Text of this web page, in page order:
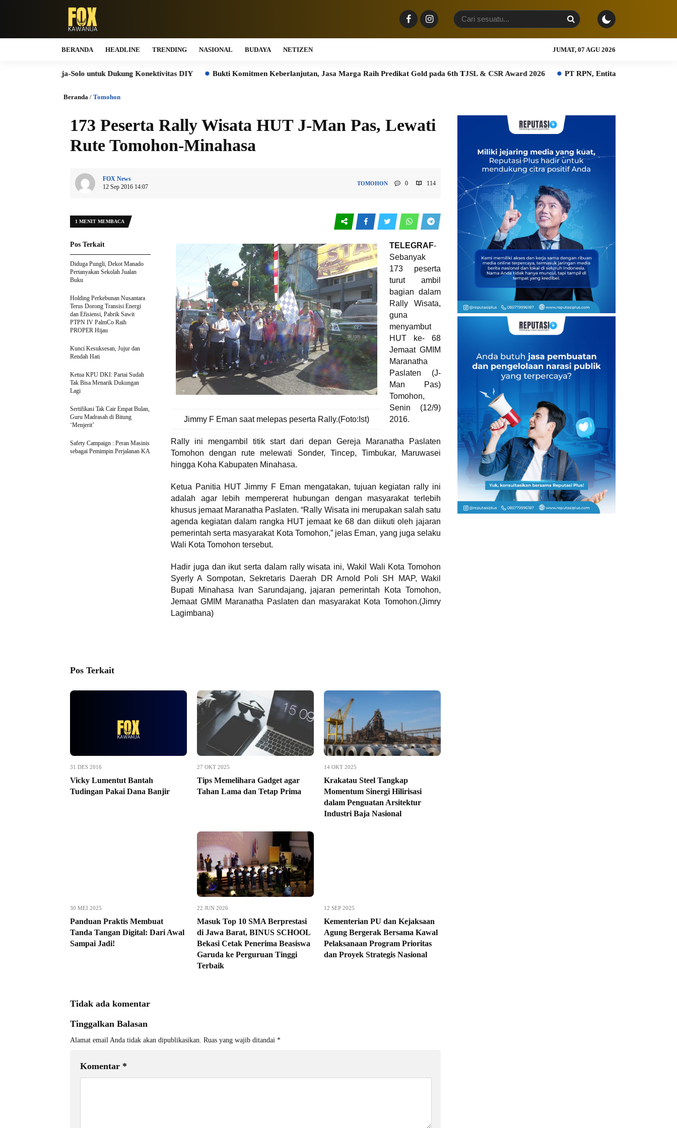
BERANDA HEADLINE TRENDING NASIONAL BUDAYA NETIZEN JUMAT, 07 AGU 2026
Solo untuk Dukung Konektivitas DIY Bukti Komitmen Keberlanjutan, Jasa Marga Raih Predikat Gold pada 6th TJSL & CSR Award 2026 PT RPN, Entitas PTPN Group bersama BPDP
Beranda / Tomohon
173 Peserta Rally Wisata HUT J-Man Pas, Lewati
Rute Tomohon-Minahasa
FOX News
12 Sep 2016 14:07
TOMOHON 0 114
1 MENIT MEMBACA
Jimmy F Eman saat melepas peserta Rally.(Foto:Ist)
TELEGRAF-
Sebanyak
173 peserta
turut ambil
bagian dalam
Rally Wisata,
guna
menyambut
HUT ke- 68
Jemaat GMIM
Maranatha
Paslaten (J-
Man Pas)
Tomohon,
Senin (12/9)
2016.
Rally ini mengambil titik start dari depan Gereja Maranatha Paslaten
Tomohon dengan rute melewati Sonder, Tincep, Timbukar, Maruwasei
hingga Koha Kabupaten Minahasa.
Ketua Panitia HUT Jimmy F Eman mengatakan, tujuan kegiatan rally ini
adalah agar lebih mempererat hubungan dengan masyarakat terlebih
khusus jemaat Maranatha Paslaten. “Rally Wisata ini merupakan salah satu
agenda kegiatan dalam rangka HUT jemaat ke 68 dan diikuti oleh jajaran
pemerintah serta masyarakat Kota Tomohon,” jelas Eman, yang juga selaku
Wali Kota Tomohon tersebut.
Hadir juga dan ikut serta dalam rally wisata ini, Wakil Wali Kota Tomohon
Syerly A Sompotan, Sekretaris Daerah DR Arnold Poli SH MAP, Wakil
Bupati Minahasa Ivan Sarundajang, jajaran pemerintah Kota Tomohon,
Jemaat GMIM Maranatha Paslaten dan masyarakat Kota Tomohon.(Jimry
Lagimbana)
Pos Terkait
Diduga Pungli, Dekot Manado
Pertanyakan Sekolah Jualan
Buku
Holding Perkebunan Nusantara
Terus Dorong Transisi Energi
dan Efisiensi, Pabrik Sawit
PTPN IV PalmCo Raih
PROPER Hijau
Kunci Kesuksesan, Jujur dan
Rendah Hati
Ketua KPU DKI: Partai Sudah
Tak Bisa Menarik Dukungan
Lagi
Sertifikasi Tak Cair Empat Bulan,
Guru Madrasah di Bitung
‘Menjerit’
Safety Campaign : Peran Masinis
sebagai Pemimpin Perjalanan KA
Pos Terkait
31 DES 2016
Vicky Lumentut Bantah
Tudingan Pakai Dana Banjir
27 OKT 2025
Tips Memelihara Gadget agar
Tahan Lama dan Tetap Prima
14 OKT 2025
Krakatau Steel Tangkap
Momentum Sinergi Hilirisasi
dalam Penguatan Arsitektur
Industri Baja Nasional
30 MEI 2025
Panduan Praktis Membuat
Tanda Tangan Digital: Dari Awal
Sampai Jadi!
22 JUN 2026
Masuk Top 10 SMA Berprestasi
di Jawa Barat, BINUS SCHOOL
Bekasi Cetak Penerima Beasiswa
Garuda ke Perguruan Tinggi
Terbaik
12 SEP 2025
Kementerian PU dan Kejaksaan
Agung Bergerak Bersama Kawal
Pelaksanaan Program Prioritas
dan Proyek Strategis Nasional
Tidak ada komentar
Tinggalkan Balasan
Alamat email Anda tidak akan dipublikasikan. Ruas yang wajib ditandai *
Komentar *